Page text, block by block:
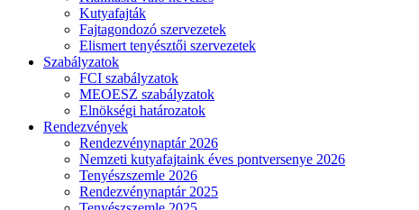
Kutyafajták
Fajtagondozó szervezetek
Elismert tenyésztői szervezetek
Szabályzatok
FCI szabályzatok
MEOESZ szabályzatok
Elnökségi határozatok
Rendezvények
Rendezvénynaptár 2026
Nemzeti kutyafajtaink éves pontversenye 2026
Tenyészszemle 2026
Rendezvénynaptár 2025